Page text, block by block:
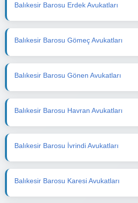
Balıkesir Barosu Erdek Avukatları
Balıkesir Barosu Gömeç Avukatları
Balıkesir Barosu Gönen Avukatları
Balıkesir Barosu Havran Avukatları
Balıkesir Barosu İvrindi Avukatları
Balıkesir Barosu Karesi Avukatları